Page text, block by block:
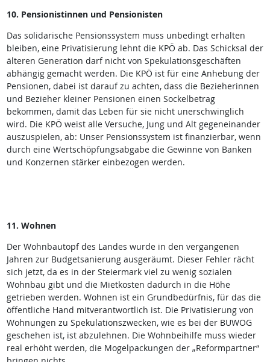
10. Pensionistinnen und Pensionisten
Das solidarische Pensionssystem muss unbedingt erhalten
bleiben, eine Privatisierung lehnt die KPÖ ab. Das Schicksal der
älteren Generation darf nicht von Spekulationsgeschäften
abhängig gemacht werden. Die KPÖ ist für eine Anhebung der
Pensionen, dabei ist darauf zu achten, dass die Bezieherinnen
und Bezieher kleiner Pensionen einen Sockelbetrag
bekommen, damit das Leben für sie nicht unerschwinglich
wird. Die KPÖ weist alle Versuche, Jung und Alt gegeneinander
auszuspielen, ab: Unser Pensionssystem ist finanzierbar, wenn
durch eine Wertschöpfungsabgabe die Gewinne von Banken
und Konzernen stärker einbezogen werden.
11. Wohnen
Der Wohnbautopf des Landes wurde in den vergangenen
Jahren zur Budgetsanierung ausgeräumt. Dieser Fehler rächt
sich jetzt, da es in der Steiermark viel zu wenig sozialen
Wohnbau gibt und die Mietkosten dadurch in die Höhe
getrieben werden. Wohnen ist ein Grundbedürfnis, für das die
öffentliche Hand mitverantwortlich ist. Die Privatisierung von
Wohnungen zu Spekulationszwecken, wie es bei der BUWOG
geschehen ist, ist abzulehnen. Die Wohnbeihilfe muss wieder
real erhöht werden, die Mogelpackungen der „Reformpartner“